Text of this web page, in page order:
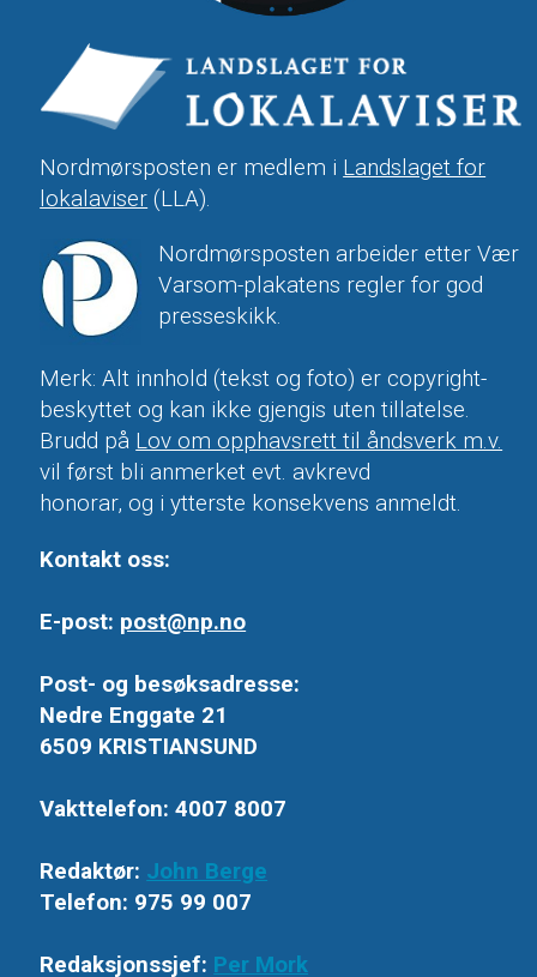
Nordmørsposten er medlem i Landslaget for
lokalaviser (LLA).
Nordmørsposten arbeider etter Vær
Varsom-plakatens regler for god
presseskikk.
Merk: Alt innhold (tekst og foto) er copyright-
beskyttet og kan ikke gjengis uten tillatelse.
Brudd på Lov om opphavsrett til åndsverk m.v.
vil først bli anmerket evt. avkrevd
honorar, og i ytterste konsekvens anmeldt.
Kontakt oss:
E-post: post@np.no
Post- og besøksadresse:
Nedre Enggate 21
6509 KRISTIANSUND
Vakttelefon: 4007 8007
Redaktør: John Berge
Telefon: 975 99 007
Redaksjonssjef: Per Mork